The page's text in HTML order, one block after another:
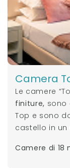
Camera
Le camere
finiture, sono
Top e sono
castello in
Camere di 18